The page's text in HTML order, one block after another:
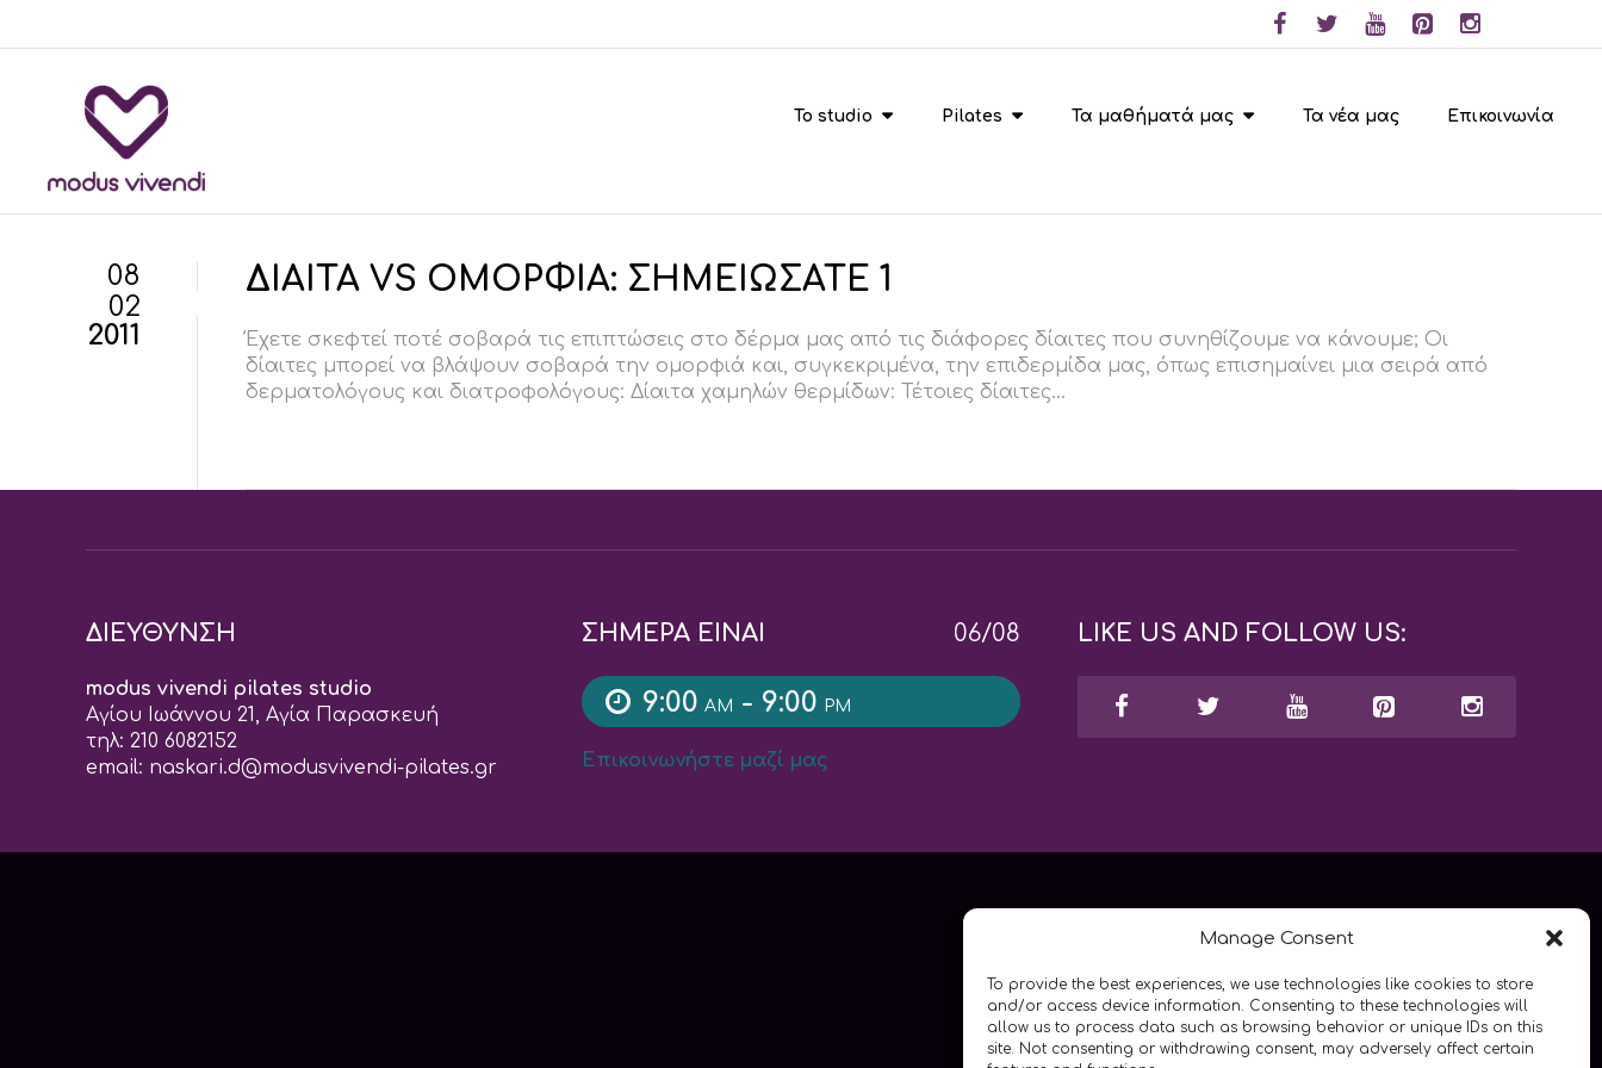
Manage Consent
To provide the best experiences, we use technologies like cookies to store
and/or access device information. Consenting to these technologies will
allow us to process data such as browsing behavior or unique IDs on this
site. Not consenting or withdrawing consent, may adversely affect certain
To studio Pilates Τα μαθήματά μας Τα νέα μας Επικοινωνία
08
02
2011
ΔΙΑΙΤΑ VS ΟΜΟΡΦΙΑ: ΣΗΜΕΙΩΣΑΤΕ 1
Έχετε σκεφτεί ποτέ σοβαρά τις επιπτώσεις στο δέρμα μας από τις διάφορες δίαιτες που συνηθίζουμε να κάνουμε; Οι
δίαιτες μπορεί να βλάψουν σοβαρά την ομορφιά και, συγκεκριμένα, την επιδερμίδα μας, όπως επισημαίνει μια σειρά από
δερματολόγους και διατροφολόγους: Δίαιτα χαμηλών θερμίδων: Τέτοιες δίαιτες...
ΔΙΕΥΘΥΝΣΗ
modus vivendi pilates studio
Αγίου Ιωάννου 21, Αγία Παρασκευή
τηλ: 210 6082152
email: naskari.d@modusvivendi-pilates.gr
ΣΗΜΕΡΑ ΕΙΝΑΙ 06/08
9:00 AM - 9:00 PM
Επικοινωνήστε μαζί μας
LIKE US AND FOLLOW US: